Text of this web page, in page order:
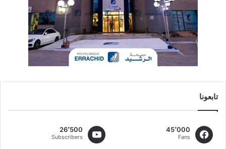
تابعونا
45٬000
Fans
26٬500
Subscribers